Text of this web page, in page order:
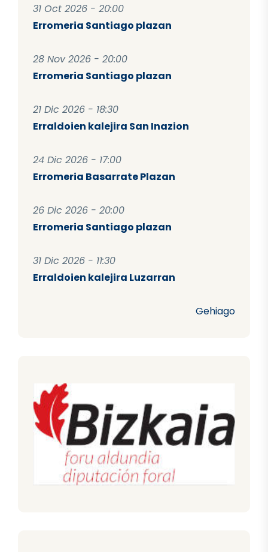
31 Oct 2026 - 20:00
Erromeria Santiago plazan
28 Nov 2026 - 20:00
Erromeria Santiago plazan
21 Dic 2026 - 18:30
Erraldoien kalejira San Inazion
24 Dic 2026 - 17:00
Erromeria Basarrate Plazan
26 Dic 2026 - 20:00
Erromeria Santiago plazan
31 Dic 2026 - 11:30
Erraldoien kalejira Luzarran
Gehiago